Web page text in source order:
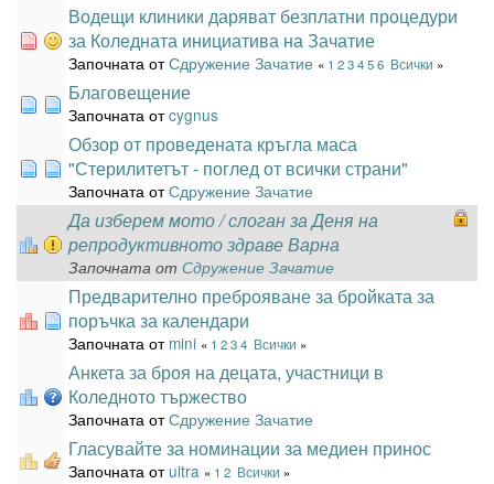
Водещи клиники даряват безплатни процедури
за Коледната инициатива на Зачатие
Започната отСдружение Зачатие « 1 23456 Всички »
Благовещение
Започната отcygnus
Обзор от проведената кръгла маса
"Стерилитетът - поглед от всички страни"
Започната отСдружение Зачатие
Да изберем мото / слоган за Деня на
репродуктивното здраве Варна
Започната от Сдружение Зачатие
Предварително преброяване за бройката за
поръчка за календари
Започната от mini « 1 234 Всички »
Анкета за броя на децата, участници в
Коледното тържество
Започната отСдружение Зачатие
Гласувайте за номинации за медиен принос
Започната от ultra « 1 2 Всички »